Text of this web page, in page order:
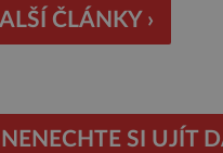
Colin
ČLÁNKY ›
NENECHTE SI UJÍT